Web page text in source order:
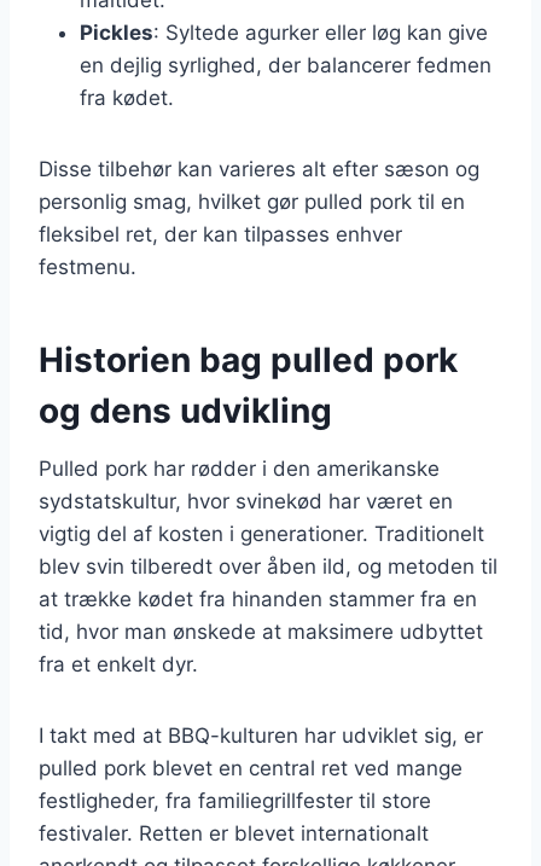
Pickles: Syltede agurker eller løg kan give
en dejlig syrlighed, der balancerer fedmen
fra kødet.
Disse tilbehør kan varieres alt efter sæson og
personlig smag, hvilket gør pulled pork til en
fleksibel ret, der kan tilpasses enhver
festmenu.
Historien bag pulled pork
og dens udvikling
Pulled pork har rødder i den amerikanske
sydstatskultur, hvor svinekød har været en
vigtig del af kosten i generationer. Traditionelt
blev svin tilberedt over åben ild, og metoden til
at trække kødet fra hinanden stammer fra en
tid, hvor man ønskede at maksimere udbyttet
fra et enkelt dyr.
I takt med at BBQ-kulturen har udviklet sig, er
pulled pork blevet en central ret ved mange
festligheder, fra familiegrillfester til store
festivaler. Retten er blevet internationalt